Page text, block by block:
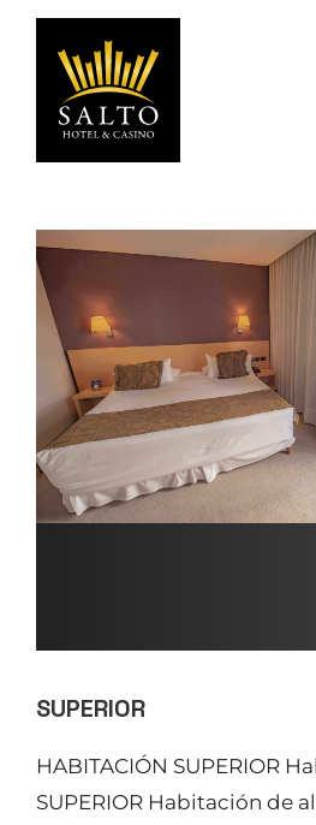
SUPERIOR
HABITACIÓN SUPERIOR
SUPERIOR Habitación de